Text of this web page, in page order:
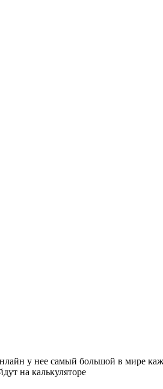
у нее самый большой в мире
на калькуляторе